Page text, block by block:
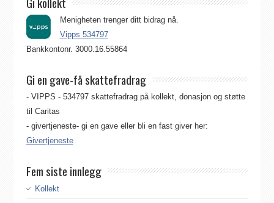
Menigheten trenger ditt bidrag nå.
Vipps 534797
Bankkontonr. 3000.16.55864
Gi en gave-få skattefradrag
- VIPPS - 534797 skattefradrag på kollekt, donasjon og støtte
til Caritas
- givertjeneste- gi en gave eller bli en fast giver her:
Givertjeneste
Fem siste innlegg
Kollekt